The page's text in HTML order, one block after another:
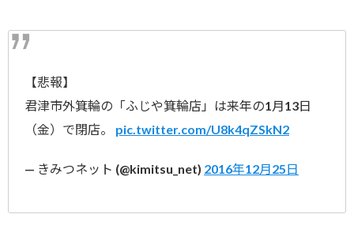
【悲報】
君津市外箕輪の「ふじや箕輪店」は来年の1月13日
（金）で閉店。 pic.twitter.com/U8k4qZSkN2
— きみつネット (@kimitsu_net) 2016年12月25日